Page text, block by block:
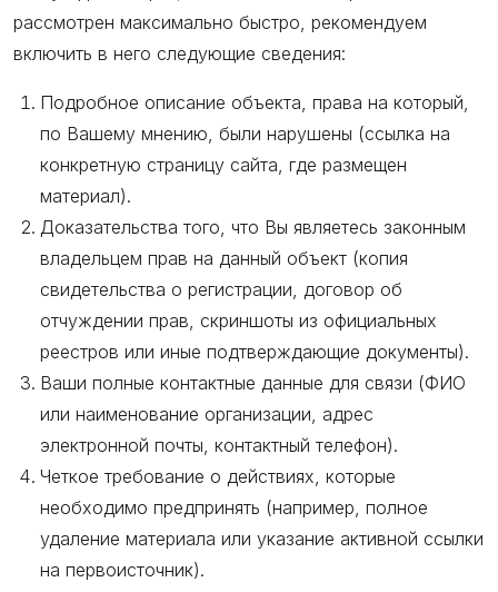
рассмотрен максимально быстро, рекомендуем
включить в него следующие сведения:
Подробное описание объекта, права на который,
по Вашему мнению, были нарушены (ссылка на
конкретную страницу сайта, где размещен
материал).
Доказательства того, что Вы являетесь законным
владельцем прав на данный объект (копия
свидетельства о регистрации, договор об
отчуждении прав, скриншоты из официальных
реестров или иные подтверждающие документы).
Ваши полные контактные данные для связи (ФИО
или наименование организации, адрес
электронной почты, контактный телефон).
Четкое требование о действиях, которые
необходимо предпринять (например, полное
удаление материала или указание активной ссылки
на первоисточник).